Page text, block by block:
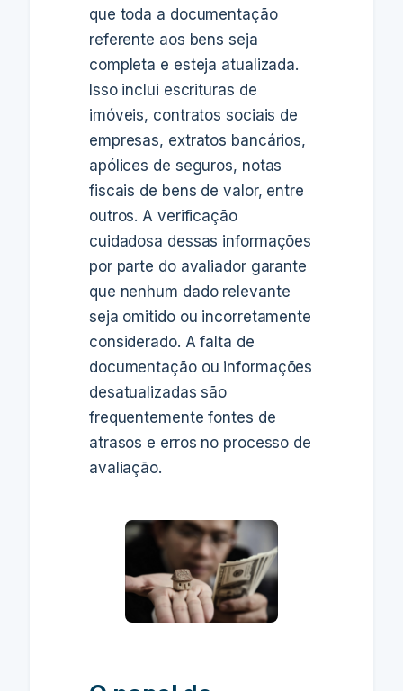
que toda a documentação
referente aos bens seja
completa e esteja atualizada.
Isso inclui escrituras de
imóveis, contratos sociais de
empresas, extratos bancários,
apólices de seguros, notas
fiscais de bens de valor, entre
outros. A verificação
cuidadosa dessas informações
por parte do avaliador garante
que nenhum dado relevante
seja omitido ou incorretamente
considerado. A falta de
documentação ou informações
desatualizadas são
frequentemente fontes de
atrasos e erros no processo de
avaliação.